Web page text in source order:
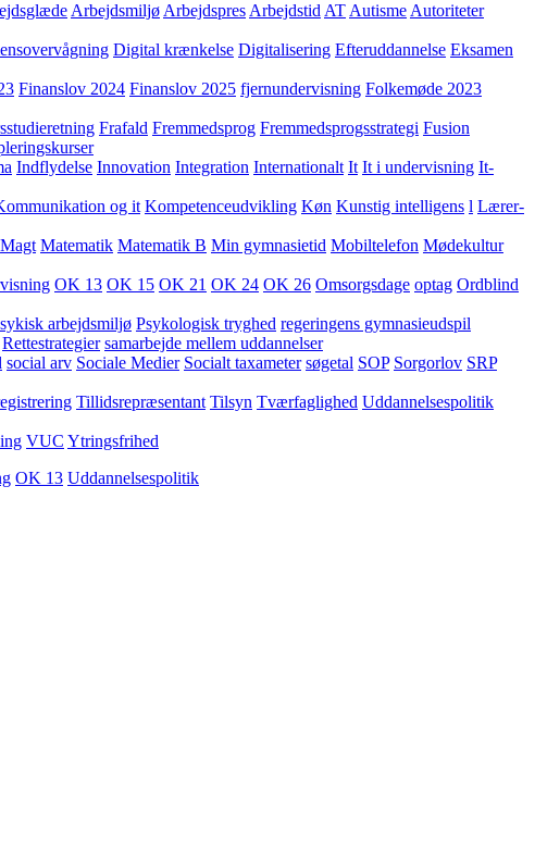
Arbejdsmiljø Arbejdspres Arbejdstid AT Autisme Autoriteter
Digital krænkelse Digitalisering Efteruddannelse Eksamen
Finanslov 2024 Finanslov 2025 fjernundervisning Folkemøde 2023
Frafald Fremmedsprog Fremmedsprogsstrategi Fusion
Indflydelse Innovation Integration Internationalt It It i undervisning It-
og it Kompetenceudvikling Køn Kunstig intelligens l Lærer-
Magt Matematik Matematik B Min gymnasietid Mobiltelefon Mødekultur
OK 13 OK 15 OK 21 OK 24 OK 26 Omsorgsdage optag Ordblind
arbejdsmiljø Psykologisk tryghed regeringens gymnasieudspil
Rettestrategier samarbejde mellem uddannelser
social arv Sociale Medier Socialt taxameter søgetal SOP Sorgorlov SRP
Tillidsrepræsentant Tilsyn Tværfaglighed Uddannelsespolitik
VUC Ytringsfrihed
OK 13 Uddannelsespolitik